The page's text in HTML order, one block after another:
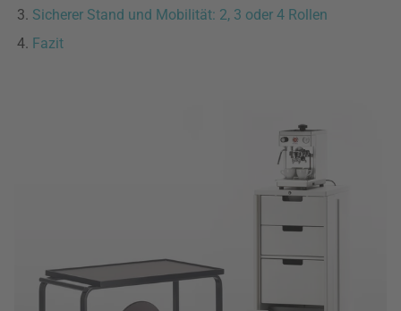
Sicherer Stand und Mobilität: 2, 3 oder 4 Rollen
Fazit